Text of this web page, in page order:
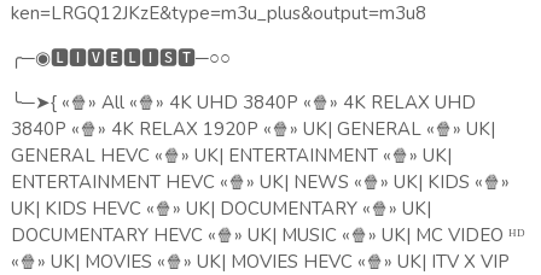
ken=LRGQ12JKzE&type=m3u_plus&output=m3u8
╭─◉🅻🅸🆅🅴🅻🅸🆂🆃─○○
╰─➤{ «🍿» All «🍿» 4K UHD 3840P «🍿» 4K RELAX UHD
3840P «🍿» 4K RELAX 1920P «🍿» UK| GENERAL «🍿» UK|
GENERAL HEVC «🍿» UK| ENTERTAINMENT «🍿» UK|
ENTERTAINMENT HEVC «🍿» UK| NEWS «🍿» UK| KIDS «🍿»
UK| KIDS HEVC «🍿» UK| DOCUMENTARY «🍿» UK|
DOCUMENTARY HEVC «🍿» UK| MUSIC «🍿» UK| MC VIDEO ᴴᴰ
«🍿» UK| MOVIES «🍿» UK| MOVIES HEVC «🍿» UK| ITV X VIP